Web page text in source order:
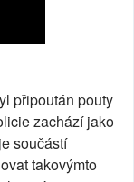
připoután pouty
zachází jako
součástí
takovýmto